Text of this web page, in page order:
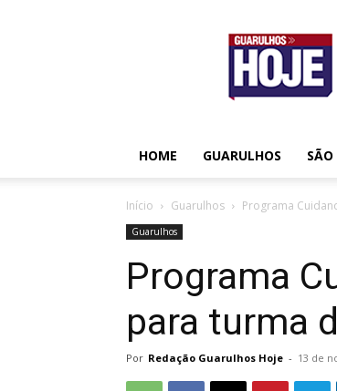
Guarulhos
Hoje
HOME GUARULHOS
Início Guarulhos Programa
Guarulhos
Programa
para turma
Por Redação Guarulhos Hoje - 13 de